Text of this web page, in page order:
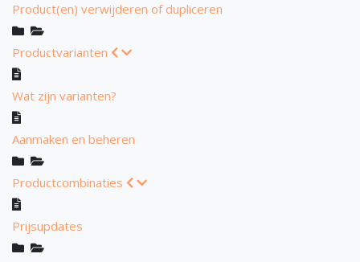
Product(en) verwijderen of dupliceren
Productvarianten
Wat zijn varianten?
Aanmaken en beheren
Productcombinaties
Prijsupdates